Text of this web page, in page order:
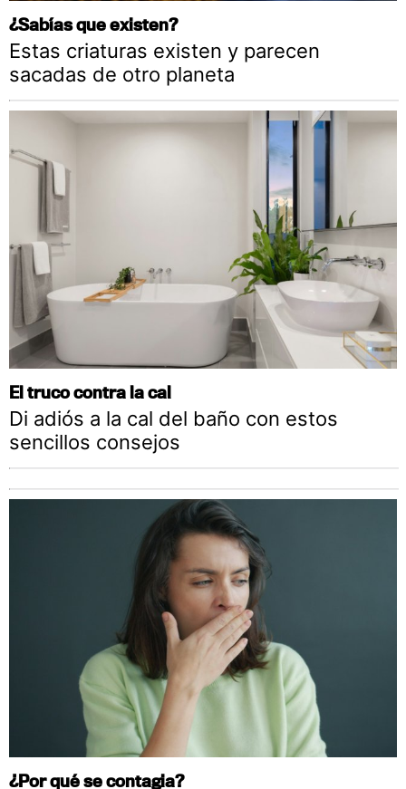
¿Sabías que existen?
Estas criaturas existen y parecen
sacadas de otro planeta
El truco contra la cal
Di adiós a la cal del baño con estos
sencillos consejos
¿Por qué se contagia?